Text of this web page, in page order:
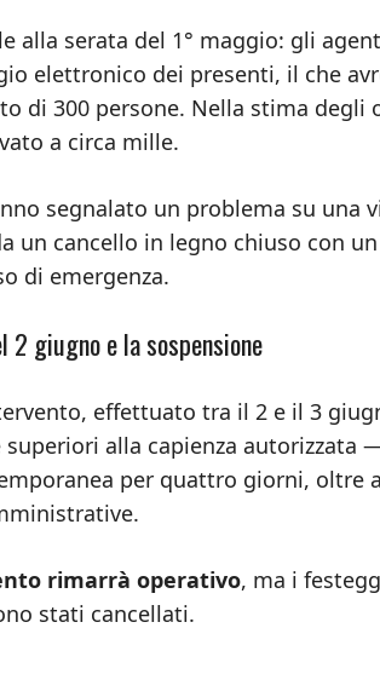
alla serata del 1° maggio: gli
elettronico dei presenti, il che
di 300 persone. Nella stima
a circa mille.
segnalato un problema su una
un cancello in legno chiuso con
di emergenza.
giugno e la sospensione
effettuato tra il 2 e il 3
superiori alla capienza
per quattro giorni, oltre
rimarrà operativo, ma i
stati cancellati.